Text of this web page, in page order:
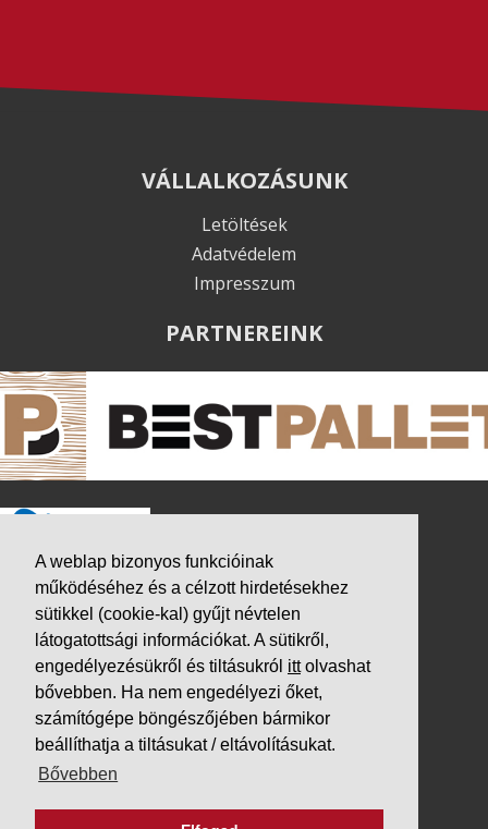
A weblap bizonyos funkcióinak
működéséhez és a célzott hirdetésekhez
sütikkel (cookie-kal) gyűjt névtelen
látogatottsági információkat. A sütikről,
engedélyezésükről és tiltásukról ittolvashat
bővebben. Ha nem engedélyezi őket,
számítógépe böngészőjében bármikor
beállíthatja a tiltásukat / eltávolításukat.
Bővebben
VÁLLALKOZÁSUNK
Letöltések
Adatvédelem
Impresszum
PARTNEREINK
Autópálya díjak